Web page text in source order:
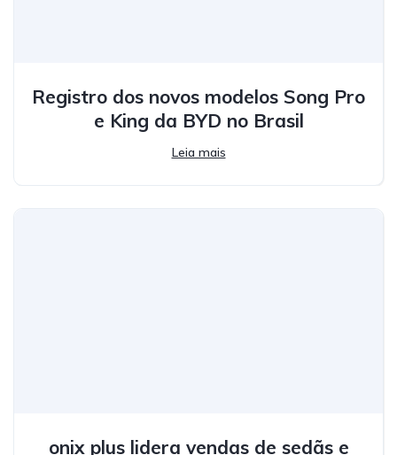
Registro dos novos modelos Song Pro
e King da BYD no Brasil
Leia mais
onix plus lidera vendas de sedãs e